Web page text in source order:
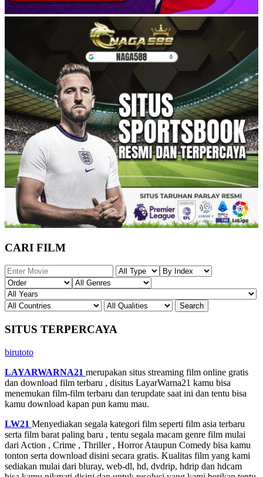
CARI FILM
SITUS TERPERCAYA
birutoto
LAYARWARNA21 merupakan situs streaming film online gratis
dan download film terbaru , disitus LayarWarna21 kamu bisa
menemukan film-film terbaru dan terupdate saat ini dan tentu bisa
kamu download kapan pun kamu mau.
LW21 Menyediakan segala kategori film seperti film asia terbaru
serta film barat paling baru , tentu segala macam genre film mulai
dari Action , Crime , Thriller , Horror Ataupun Comedy bisa kamu
tonton serta download disini secara gratis. Kualitas film yang kami
sediakan mulai dari bluray, web-dl, hd, dvdrip, hdrip dan hdcam